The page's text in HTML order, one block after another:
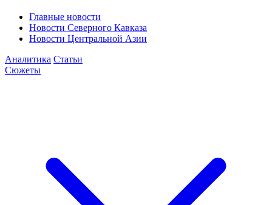
Главные новости
Новости Северного Кавказа
Новости Центральной Азии
Аналитика Статьи
Сюжеты